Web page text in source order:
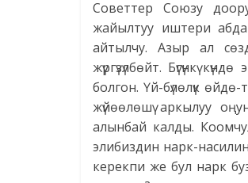
Советтер Союзу
жайылтуу иштери
айтылчу. Азыр ал
жүргүзүлбөйт. Бүгүнкү
болгон. Үй-бүлөлүк
жүйөөлөшү аркылуу
алынбай калды.
элибиздин нарк-
керекпи же бул нарк